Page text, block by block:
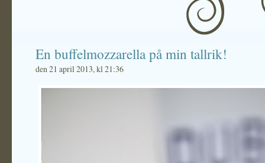
En buffelmozzarella på min tallrik!
den 21 april 2013, kl 21:36